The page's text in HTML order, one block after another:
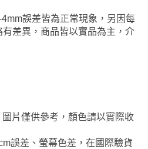
誤差皆為正常現象，另因每
差異，商品皆以實品為主，介
片僅供參考，顏色請以實際收
誤差、螢幕色差，在國際驗貨